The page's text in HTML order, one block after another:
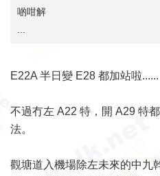
啲咁解
E22A 半日變 E28 都加站啦......
不過冇左 A22 特，開 A29 特
法。
觀塘道入機場除左未來的中九